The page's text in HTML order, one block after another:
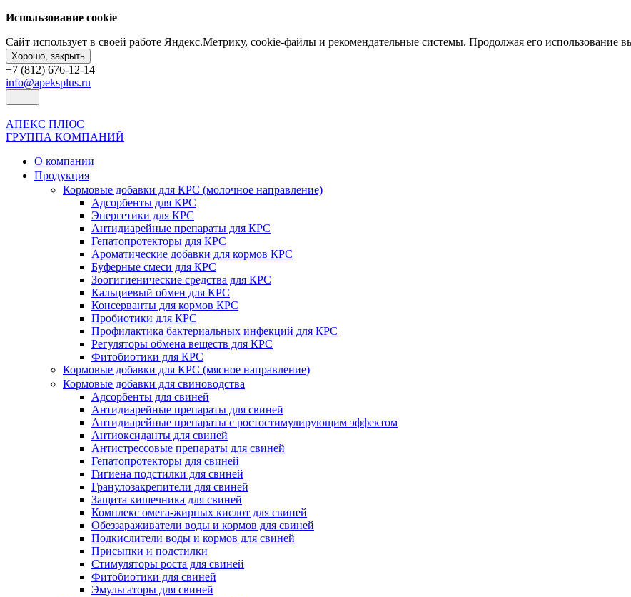
Использование cookie
Сайт использует в своей работе Яндекс.Метрику, cookie-файлы и рекомендательные системы. Продолжая его использование
Хорошо, закрыть
+7 (812) 676-12-14
info@apeksplus.ru
АПЕКС ПЛЮС
ГРУППА КОМПАНИЙ
О компании
Продукция
Кормовые добавки для КРС (молочное направление)
Адсорбенты для КРС
Энергетики для КРС
Антидиарейные препараты для КРС
Гепатопротекторы для КРС
Ароматические добавки для кормов КРС
Буферные смеси для КРС
Зоогигиенические средства для КРС
Кальциевый обмен для КРС
Консерванты для кормов КРС
Пробиотики для КРС
Профилактика бактериальных инфекций для КРС
Регуляторы обмена веществ для КРС
Фитобиотики для КРС
Кормовые добавки для КРС (мясное направление)
Кормовые добавки для свиноводства
Адсорбенты для свиней
Антидиарейные препараты для свиней
Антидиарейные препараты с ростостимулирующим эффектом
Антиоксиданты для свиней
Антистрессовые препараты для свиней
Гепатопротекторы для свиней
Гигиена подстилки для свиней
Гранулозакрепители для свиней
Защита кишечника для свиней
Комплекс омега-жирных кислот для свиней
Обеззараживатели воды и кормов для свиней
Подкислители воды и кормов для свиней
Присыпки и подстилки
Стимуляторы роста для свиней
Фитобиотики для свиней
Эмульгаторы для свиней